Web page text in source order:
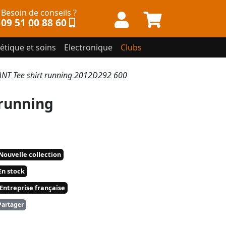
Besoin de conseils ?
09 51 00 88 60
et soins Electronique Clubs
Tee shirt running 2012D292 600
running
collection
stock
française